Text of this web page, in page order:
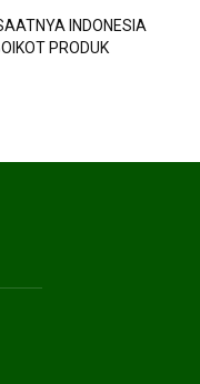
INDONESIA
PRODUK